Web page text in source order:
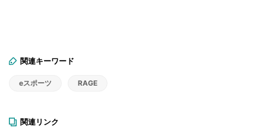
関連キーワード
eスポーツ RAGE
関連リンク